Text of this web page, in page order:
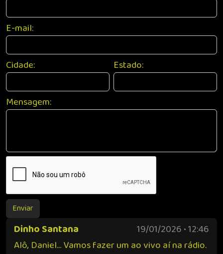
E-mail:
Cidade: Estado:
Mensagem:
Enviar
Dinho Santana
19/01/2026 • 12:46
Alô, Daniel... Vamos fazer um ao vivo aí na rádio.